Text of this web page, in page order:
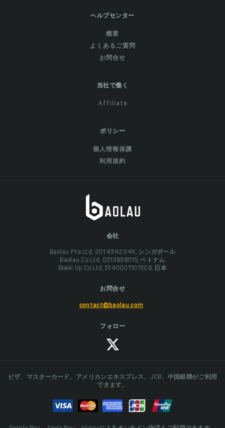
ヘルプセンター
概要
よくあるご質問
お問合せ
当社で働く
Affiliate
ポリシー
個人情報保護
利用規約
会社
Baolau Pte Ltd, 201434204K, シンガポール
Baolau Co Ltd, 0313838015, ベトナム
Boeki Up Co Ltd, 5140001101308, 日本
お問合せ
contact@baolau.com
フォロー
ビザ、マスターカード、アメリカンエキスプレス、JCB、中国銀聯がご利用
できます。